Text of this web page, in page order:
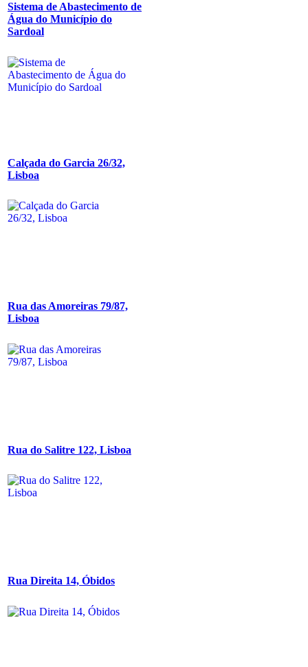
Sistema de Abastecimento de
Água do Município do
Sardoal
Calçada do Garcia 26/32,
Lisboa
Rua das Amoreiras 79/87,
Lisboa
Rua do Salitre 122, Lisboa
Rua Direita 14, Óbidos